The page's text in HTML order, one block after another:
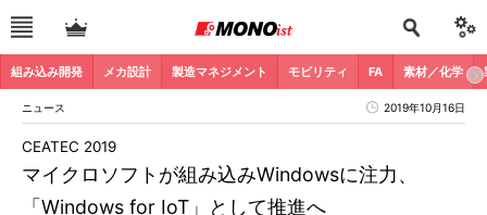
組み込み開発 メカ設計 製造マネジメント モビリティ FA 素材／化学
ニュース 2019年10月16日
マイクロソフトが組み込みWindowsに注力、
「Windows for IoT」として推進へ
CEATEC 2019